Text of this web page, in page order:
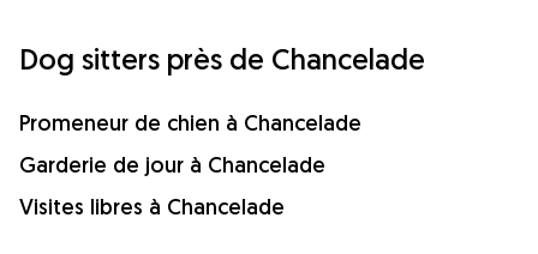
Dog sitters près de Chancelade
Promeneur de chien à Chancelade
Garderie de jour à Chancelade
Visites libres à Chancelade